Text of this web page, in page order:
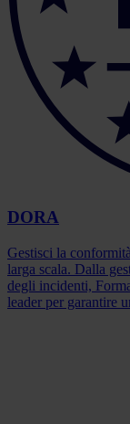
DORA
Gestisci la
larga scala. Dalla
degli incidenti,
leader per garantire